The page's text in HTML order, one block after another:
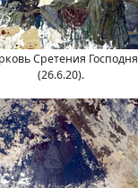
Сретения Господня
(26.6.20).